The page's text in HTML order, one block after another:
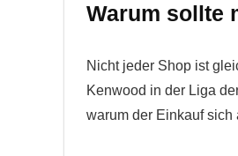
Warum sollte
Nicht jeder Shop ist
Kenwood in der Liga
warum der Einkauf sich